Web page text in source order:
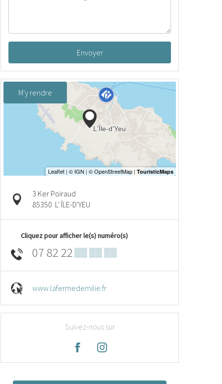
Envoyer
M'y rendre
3 Ker Poiraud
85350 L' ÎLE-D'YEU
Cliquez pour afficher le(s) numéro(s)
07 82 22▒▒ ▒▒ ▒▒
www.lafermedemilie.fr
Suivez-nous sur